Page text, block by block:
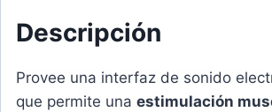
Descripción
Provee una interfaz de sonido
que permite una estimulación